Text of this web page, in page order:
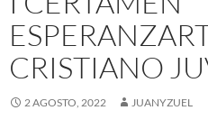
CRISTIANO
2 AGOSTO, 2022 JUANYZUEL